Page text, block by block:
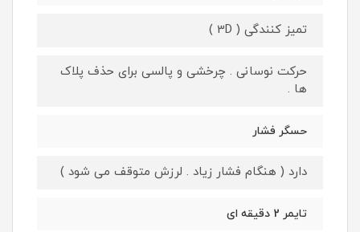
تمیز کنندگی ( 3D )
حرکت نوسانی . چرخشی و پالسی برای حذف پلاک
ها .
حسگر فشار
دارد ( هنگام فشار زیاد . لرزش متوقف می شود )
تایمر 2 دقیقه ای